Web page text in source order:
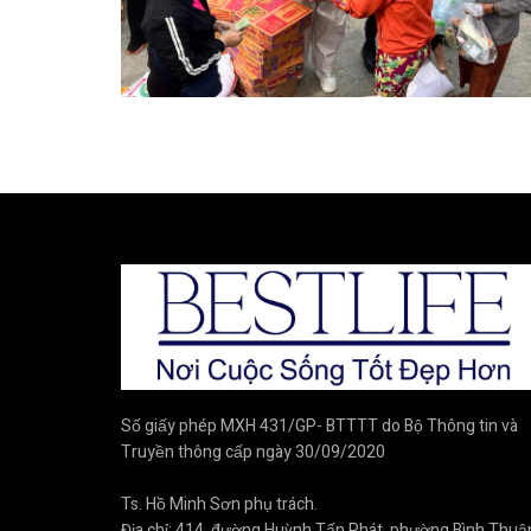
Số giấy phép MXH 431/GP- BTTTT do Bộ Thông tin và
Truyền thông cấp ngày 30/09/2020
Ts. Hồ Minh Sơn phụ trách.